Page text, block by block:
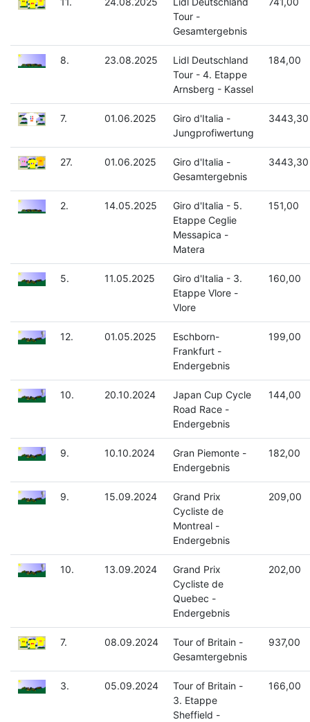
Tour -
Gesamtergebnis
8. 23.08.2025
Lidl Deutschland
Tour - 4. Etappe
Arnsberg - Kassel
184,00
7. 01.06.2025
Giro d'Italia -
Jungprofiwertung
3443,30
27. 01.06.2025
Giro d'Italia -
Gesamtergebnis
3443,30
2. 14.05.2025
Giro d'Italia - 5.
Etappe Ceglie
Messapica -
Matera
151,00
5. 11.05.2025
Giro d'Italia - 3.
Etappe Vlore -
Vlore
160,00
12. 01.05.2025
Eschborn-
Frankfurt -
Endergebnis
199,00
10. 20.10.2024
Japan Cup Cycle
Road Race -
Endergebnis
144,00
9. 10.10.2024
Gran Piemonte -
Endergebnis
182,00
9. 15.09.2024
Grand Prix
Cycliste de
Montreal -
Endergebnis
209,00
10. 13.09.2024
Grand Prix
Cycliste de
Quebec -
Endergebnis
202,00
7. 08.09.2024
Tour of Britain -
Gesamtergebnis
937,00
3. 05.09.2024
Tour of Britain -
3. Etappe
Sheffield -
166,00